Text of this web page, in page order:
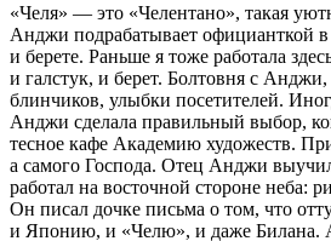
«Челя» — это «Челентано», такая
Анджи подрабатывает официанткой
и берете. Раньше я тоже работала
и галстук, и берет. Болтовня с
блинчиков, улыбки посетителей.
Анджи сделала правильный выбор,
тесное кафе Академию художеств.
а самого Господа. Отец Анджи
работал на восточной стороне неба:
Он писал дочке письма о том, что
и Японию, и «Челю», и даже Билана.